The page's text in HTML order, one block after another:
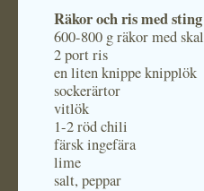
Räkor och ris med sting
600-800 g räkor med skal
2 port ris
en liten knippe knipplök
sockerärtor
vitlök
1-2 röd chili
färsk ingefära
lime
salt, peppar